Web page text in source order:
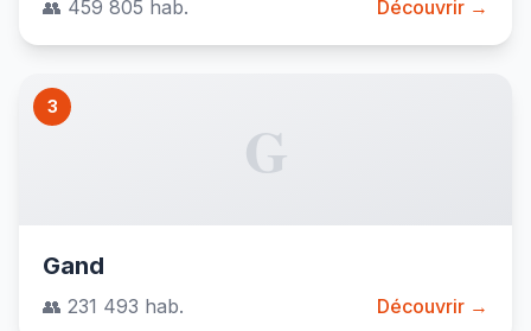
👥 459 805 hab. Découvrir →
3
G
Gand
👥 231 493 hab. Découvrir →